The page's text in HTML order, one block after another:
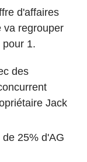
d'affaires
va regrouper
1.
des
Jack
25% d'AG